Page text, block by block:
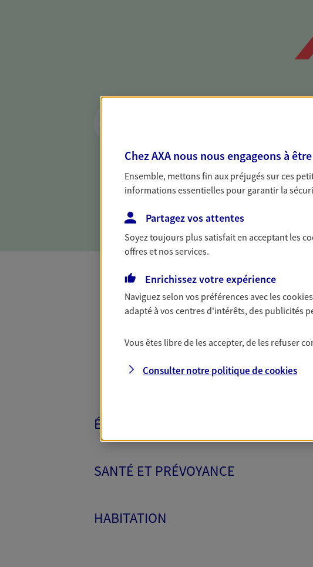
Parce qu'avant de définir une stratégie, il
d'établir un bon diagnostic, nous vous
dresser un bilan complet de votre
solide pour vous formuler des conseils
Toutes nos
ÉPARGNE ET RETRAITE
SANTÉ ET PRÉVOYANCE
HABITATION
Chez AXA nous nous engageons à
Ensemble, mettons fin aux préjugés sur ces
informations essentielles pour garantir la
Partagez vos attentes
Soyez toujours plus satisfait en acceptant les
offres et nos services.
Enrichissez votre expérience
Naviguez selon vos préférences avec les
adapté à vos centres d'intérêts, des publicités
Vous êtes libre de les accepter, de les refuser
Consulter notre politique decookies